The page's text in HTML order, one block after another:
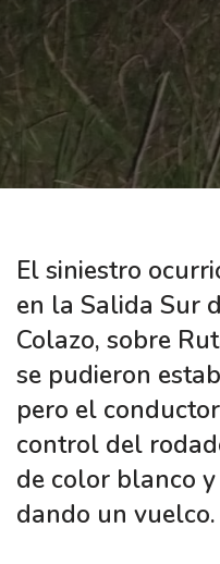
El siniestro
en la Salida Sur
Colazo, sobre
se pudieron
pero el
control del
de color blanco
dando un vuelco.